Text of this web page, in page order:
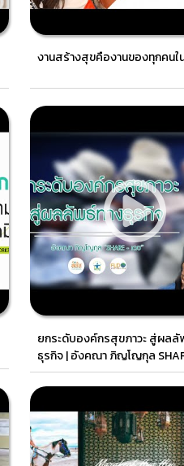
งานสร้างสุขคืองานของทุกคนใ
ยกระดับองค์กรสุขภาวะ สู่ผลลั
ธุรกิจ | อังคณา ภิญโญกุล